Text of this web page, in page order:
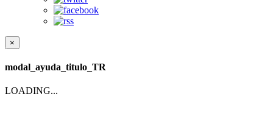
×
modal_ayuda_titulo_TR
LOADING...